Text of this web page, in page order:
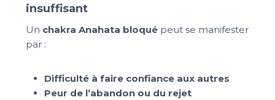
insuffisant
Un chakra Anahata bloqué peut se manifester
par :
Difficulté à faire confiance aux autres
Peur de l’abandon ou du rejet